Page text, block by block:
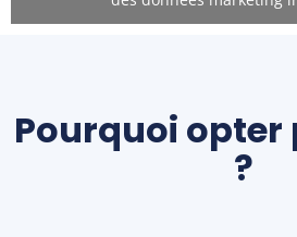
Pourquoi opter
?